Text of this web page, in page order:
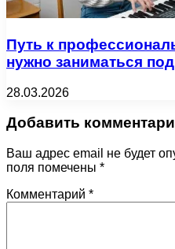
Путь к
нужно заниматься
28.03.2026
Добавить
Ваш адрес email не будет
поля помечены *
Комментарий *